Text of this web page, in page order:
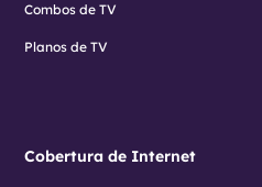
Combos de TV
Planos de TV
Cobertura de Internet